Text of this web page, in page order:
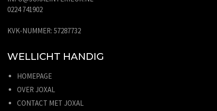
0224 741902
KVK-NUMMER: 57287732
WELLICHT HANDIG
HOMEPAGE
OVER JOXAL
CONTACT MET JOXAL